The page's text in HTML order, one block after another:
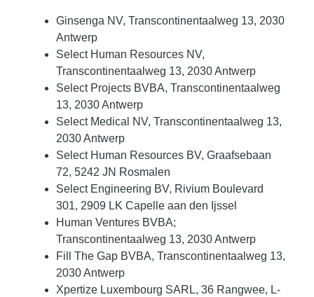
Ginsenga NV, Transcontinentaalweg 13, 2030
Antwerp
Select Human Resources NV,
Transcontinentaalweg 13, 2030 Antwerp
Select Projects BVBA, Transcontinentaalweg
13, 2030 Antwerp
Select Medical NV, Transcontinentaalweg 13,
2030 Antwerp
Select Human Resources BV, Graafsebaan
72, 5242 JN Rosmalen
Select Engineering BV, Rivium Boulevard
301, 2909 LK Capelle aan den Ijssel
Human Ventures BVBA;
Transcontinentaalweg 13, 2030 Antwerp
Fill The Gap BVBA, Transcontinentaalweg 13,
2030 Antwerp
Xpertize Luxembourg SARL, 36 Rangwee, L-